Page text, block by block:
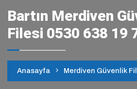
Bartın Merdiven
Filesi 0530 638 19
Anasayfa Merdiven Güvenlik